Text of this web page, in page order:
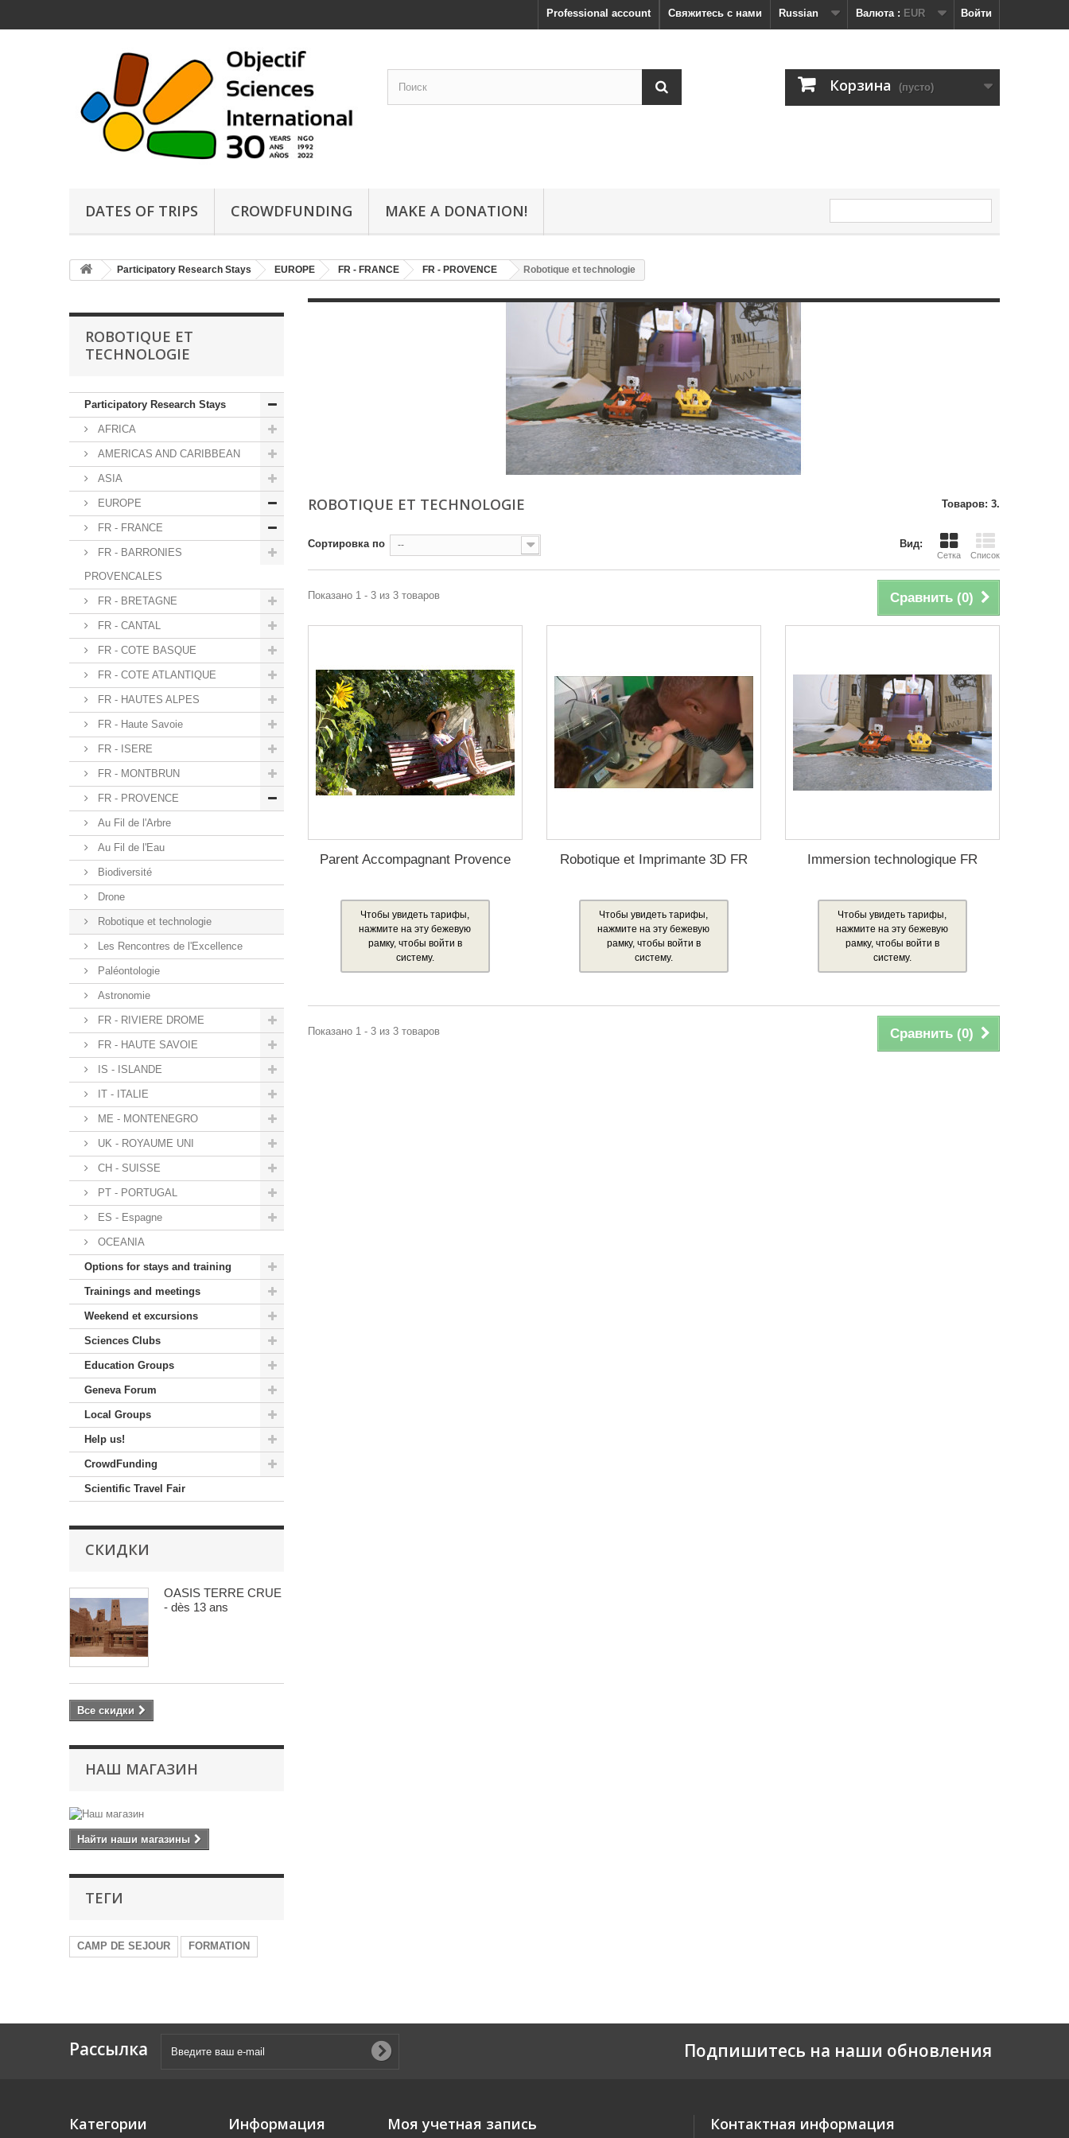
Войти
Валюта : EUR
Russian
Свяжитесь с нами
Professional account
Корзина (пусто)
DATES OF TRIPS CROWDFUNDING MAKE A DONATION!
Participatory Research Stays EUROPE FR - FRANCE FR - PROVENCE Robotique et technologie
ROBOTIQUE ET
TECHNOLOGIE
Participatory Research Stays
AFRICA
AMERICAS AND CARIBBEAN
ASIA
EUROPE
FR - FRANCE
FR - BARRONIES
PROVENCALES
FR - BRETAGNE
FR - CANTAL
FR - COTE BASQUE
FR - COTE ATLANTIQUE
FR - HAUTES ALPES
FR - Haute Savoie
FR - ISERE
FR - MONTBRUN
FR - PROVENCE
Au Fil de l'Arbre
Au Fil de l'Eau
Biodiversité
Drone
Robotique et technologie
Les Rencontres de l'Excellence
Paléontologie
Astronomie
FR - RIVIERE DROME
FR - HAUTE SAVOIE
IS - ISLANDE
IT - ITALIE
ME - MONTENEGRO
UK - ROYAUME UNI
CH - SUISSE
PT - PORTUGAL
ES - Espagne
OCEANIA
Options for stays and training
Trainings and meetings
Weekend et excursions
Sciences Clubs
Education Groups
Geneva Forum
Local Groups
Help us!
CrowdFunding
Scientific Travel Fair
СКИДКИ
OASIS TERRE CRUE
- dès 13 ans
Все скидки
НАШ МАГАЗИН
Найти наши магазины
ТЕГИ
CAMP DE SEJOUR FORMATION
ROBOTIQUE ET TECHNOLOGIE Товаров: 3.
Вид:
Сетка Список
Сортировка по --
Сравнить (0)
Показано 1 - 3 из 3 товаров
Parent Accompagnant Provence
Чтобы увидеть тарифы,
нажмите на эту бежевую
рамку, чтобы войти в
систему.
Robotique et Imprimante 3D FR
Чтобы увидеть тарифы,
нажмите на эту бежевую
рамку, чтобы войти в
систему.
Immersion technologique FR
Чтобы увидеть тарифы,
нажмите на эту бежевую
рамку, чтобы войти в
систему.
Сравнить (0)
Показано 1 - 3 из 3 товаров
Рассылка Подпишитесь на наши обновления
Категории Информация Моя учетная запись Контактная информация